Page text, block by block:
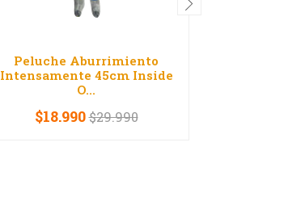
Peluche Aburrimiento
Intensamente 45cm Inside
O...
+
$18.990$29.990